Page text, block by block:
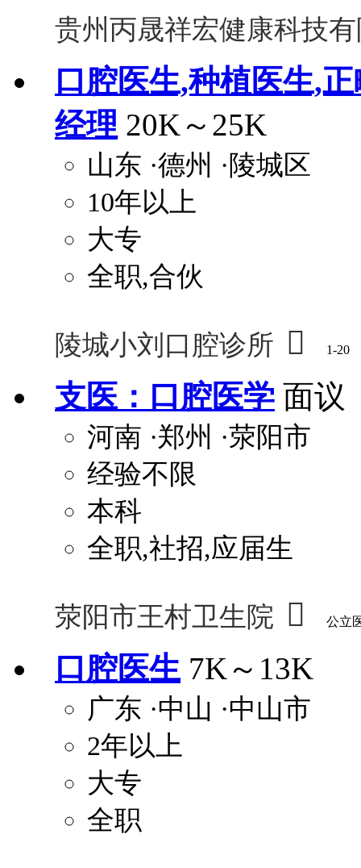
贵州丙晟祥宏健康科技
口腔医生,种植医生,
经理 20K～25K
山东 ·德州 ·陵城区
10年以上
大专
全职,合伙
陵城小刘口腔诊所  1-20
支医：口腔医学 面议
河南 ·郑州 ·荥阳市
经验不限
本科
全职,社招,应届生
荥阳市王村卫生院  公立
口腔医生 7K～13K
广东 ·中山 ·中山市
2年以上
大专
全职